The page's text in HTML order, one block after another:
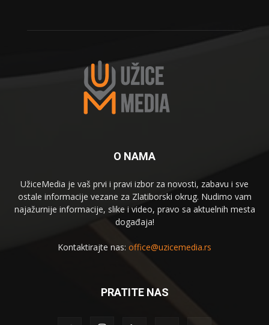
O NAMA
UžiceMedia je vaš prvi i pravi izbor za novosti, zabavu i sve
ostale informacije vezane za Zlatiborski okrug. Nudimo vam
najažurnije informacije, slike i video, pravo sa aktuelnih mesta
događaja!
Kontaktirajte nas: office@uzicemedia.rs
PRATITE NAS